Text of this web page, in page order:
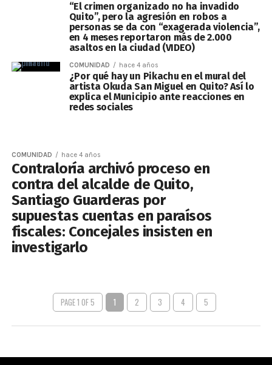
“El crimen organizado no ha invadido
Quito”, pero la agresión en robos a
personas se da con “exagerada violencia”,
en 4 meses reportaron más de 2.000
asaltos en la ciudad (VIDEO)
COMUNIDAD hace 4 años
¿Por qué hay un Pikachu en el mural del
artista Okuda San Miguel en Quito? Así lo
explica el Municipio ante reacciones en
redes sociales
COMUNIDAD hace 4 años
Contraloría archivó proceso en
contra del alcalde de Quito,
Santiago Guarderas por
supuestas cuentas en paraísos
fiscales: Concejales insisten en
investigarlo
PAGE 1 OF 5 1 2 3 4 5